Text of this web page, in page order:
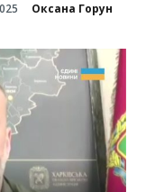
Оксана Горун